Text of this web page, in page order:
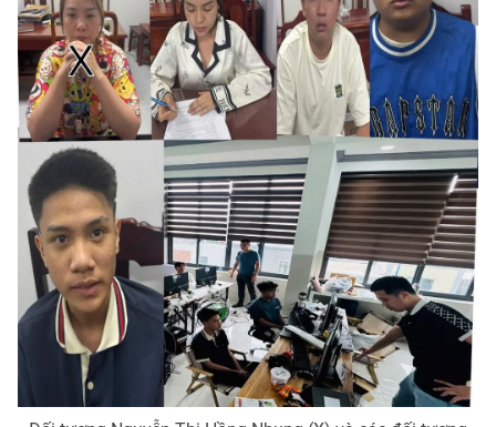
Sản phẩm
Thị trường
Tư vấn
Lịch phát sóng
Chuyên mục khác
Emagazine Podcast
Photo Infographic
Video Shorts video
VTV Money VTV Thể thao